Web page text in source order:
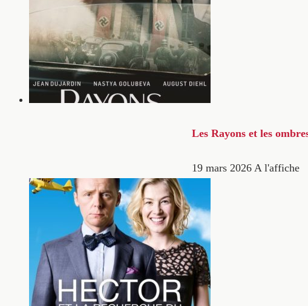
Les Rayons et les
19 mars 2026 A l'affiche